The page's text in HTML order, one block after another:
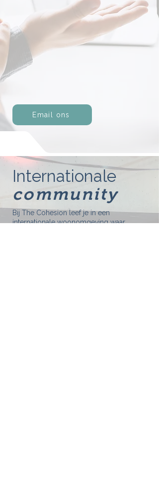
Email ons
Internationale
community
Bij The Cohesion leef je in een
internationale woonomgeving waar